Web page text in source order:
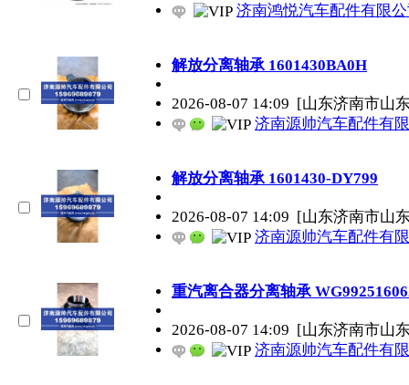
济南鸿悦汽车配件有限
解放分离轴承 1601430BA0H
2026-08-07 14:09 [山东济南市山
济南源帅汽车配件有
解放分离轴承 1601430-DY799
2026-08-07 14:09 [山东济南市山
济南源帅汽车配件有
重汽离合器分离轴承
2026-08-07 14:09 [山东济南市山
济南源帅汽车配件有